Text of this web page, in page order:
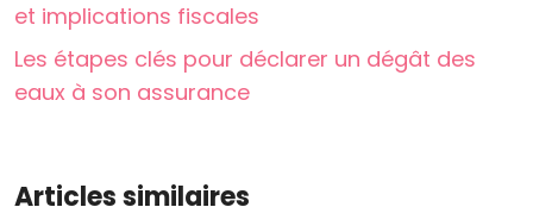
et implications fiscales
Les étapes clés pour déclarer un dégât des
eaux à son assurance
Articles similaires